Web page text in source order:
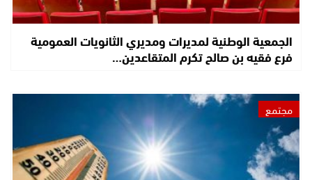
الجمعية الوطنية لمديرات ومديري الثانويات العمومية
فرع فقيه بن صالح تكرم المتقاعدين…
مجتمع